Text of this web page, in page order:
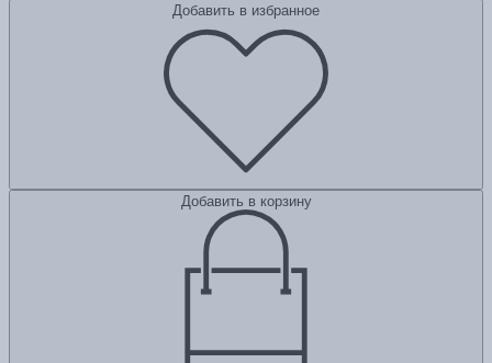
Добавить в избранное
Добавить в корзину